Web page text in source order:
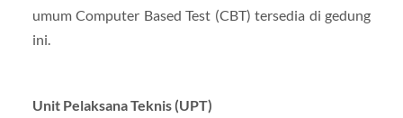
umum Computer Based Test (CBT) tersedia di gedung
ini.
Unit Pelaksana Teknis (UPT)